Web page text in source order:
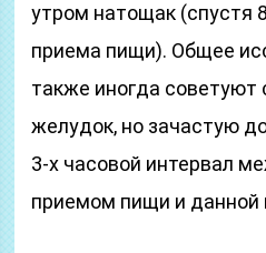
утром натощак (спустя
приема пищи). Общее
также иногда советуют
желудок, но зачастую
3-х часовой интервал
приемом пищи и данной